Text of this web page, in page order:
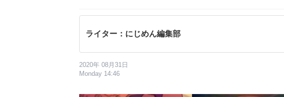
ライター：にじめん編集部
2020年 08月31日
Monday 14:46